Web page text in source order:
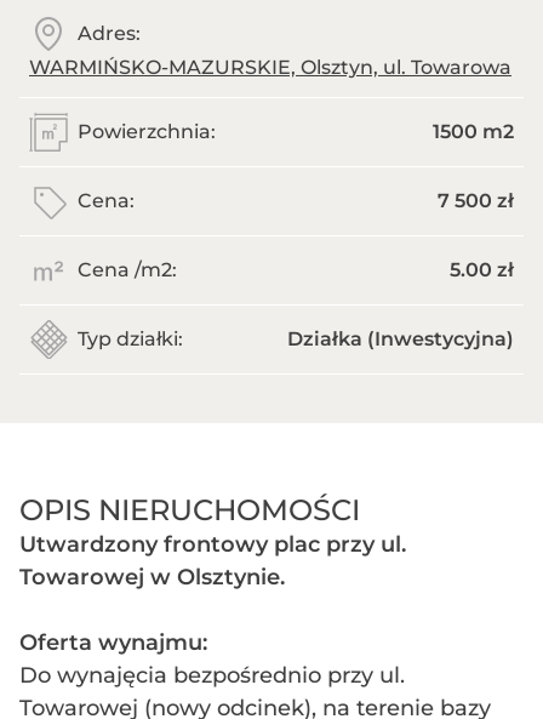
Adres:
WARMIŃSKO-MAZURSKIE, Olsztyn, ul. Towarowa
Powierzchnia: 1500 m2
Cena: 7 500 zł
Cena /m2: 5.00 zł
Typ działki: Działka (Inwestycyjna)
OPIS NIERUCHOMOŚCI
Utwardzony frontowy plac przy ul.
Towarowej w Olsztynie.
Oferta wynajmu:
Do wynajęcia bezpośrednio przy ul.
Towarowej (nowy odcinek), na terenie bazy